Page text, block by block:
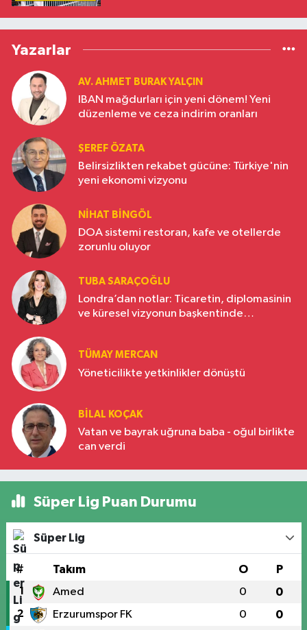
Yazarlar
AV. AHMET BURAK YALÇIN
IBAN mağdurları için yeni dönem! Yeni
düzenleme ve ceza indirim oranları
ŞEREF ÖZATA
Belirsizlikten rekabet gücüne: Türkiye'nin
yeni ekonomi vizyonu
NIHAT BINGÖL
DOA sistemi restoran, kafe ve otellerde
zorunlu oluyor
TUBA SARAÇOĞLU
Londra’dan notlar: Ticaretin, diplomasinin
ve küresel vizyonun başkentinde
TÜMAY MERCAN
Yöneticilikte yetkinlikler dönüştü
BILAL KOÇAK
Vatan ve bayrak uğruna baba - oğul birlikte
can verdi
Süper Lig Puan Durumu
Süper Lig
# Takım O P
1 Amed 0 0
2 Erzurumspor FK 0 0